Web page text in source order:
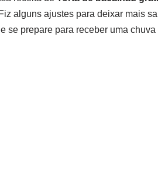
alguns ajustes para deixar mais
se prepare para receber uma